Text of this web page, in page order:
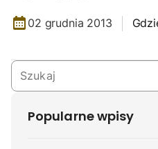
02 grudnia 2013
Popularne wpisy